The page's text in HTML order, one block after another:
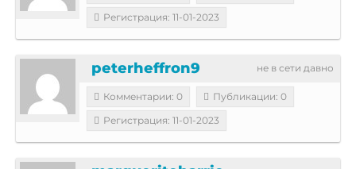
Регистрация: 11-01-2023
не в сети давно
peterheffron9
Комментарии: 0
Публикации: 0
Регистрация: 11-01-2023